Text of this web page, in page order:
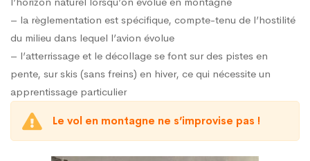
– la règlementation est spécifique, compte-tenu de l’hostilité
du milieu dans lequel l’avion évolue
– l’atterrissage et le décollage se font sur des pistes en
pente, sur skis (sans freins) en hiver, ce qui nécessite un
apprentissage particulier
Le vol en montagne ne s’improvise pas !